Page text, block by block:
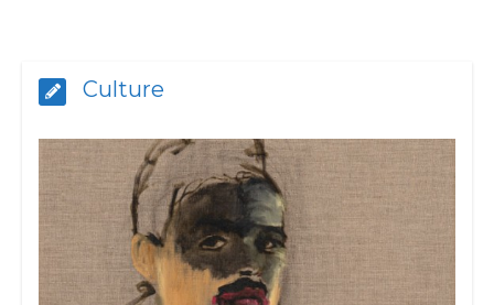
Culture